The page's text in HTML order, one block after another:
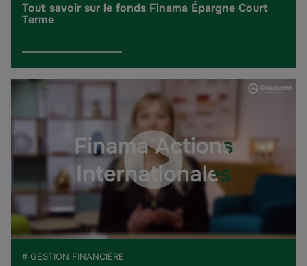
Tout savoir sur le fonds Finama Épargne Court
Terme
# GESTION FINANCIÈRE